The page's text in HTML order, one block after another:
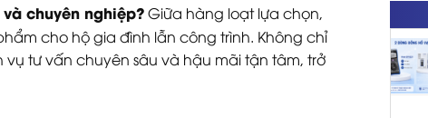
chuyên nghiệp?Giữa hàng loạt lựa chọn,
cho hộ gia đình lẫn công trình. Không chỉ
tư vấn chuyên sâu và hậu mãi tận tâm, trở